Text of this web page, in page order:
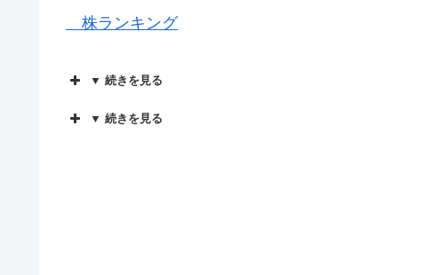
株ランキング
▼ 続きを見る
▼ 続きを見る